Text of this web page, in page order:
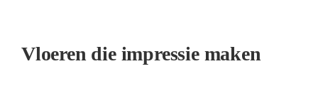
Vloeren die impressie maken